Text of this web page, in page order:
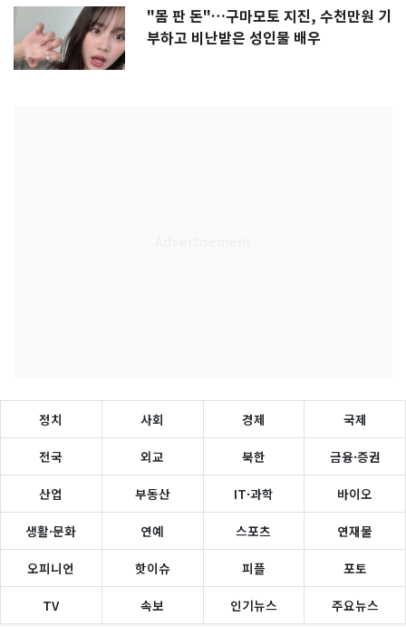
"몸 판 돈"…구마모토 지진, 수천만원 기
부하고 비난받은 성인물 배우
정치 사회 경제 국제
전국 외교 북한 금융·증권
산업 부동산 IT·과학 바이오
생활·문화 연예 스포츠 연재물
오피니언 핫이슈 피플 포토
TV 속보 인기뉴스 주요뉴스